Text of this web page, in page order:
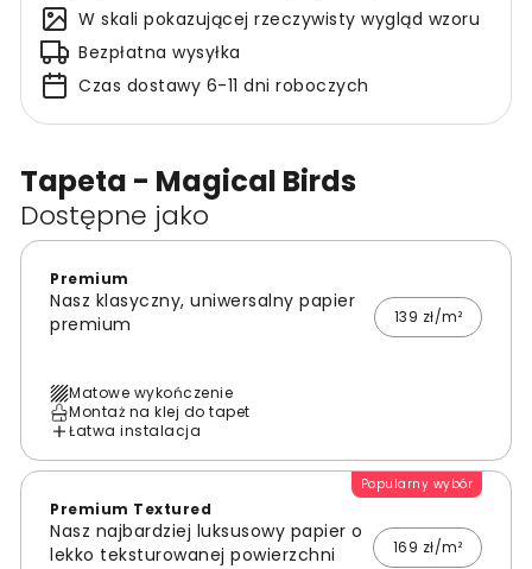
Tapeta - Magical Birds
Dostępne jako
Premium
Nasz klasyczny, uniwersalny papier
premium
139 zł/m²
Matowe wykończenie
Montaż na klej do tapet
Łatwa instalacja
Popularny wybór
Premium Textured
Nasz najbardziej luksusowy papier o
lekko teksturowanej powierzchni
169 zł/m²
W skali pokazującej rzeczywisty wygląd wzoru
Bezpłatna wysyłka
Czas dostawy 6-11 dni roboczych